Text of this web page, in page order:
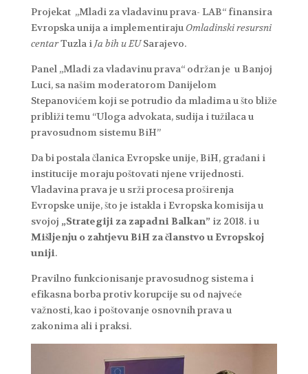
Projekat „Mladi za vladavinu prava- LAB“ finansira
Evropska unija a implementirajuOmladinski resursni
centarTuzla iJa bih u EUSarajevo.
Panel „Mladi za vladavinu prava“ održan je u Banjoj
Luci, sa našim moderatorom Danijelom
Stepanovićem koji se potrudio da mladima u što bliže
približi temu “Uloga advokata, sudija i tužilaca u
pravosudnom sistemu BiH”
Da bi postala članica Evropske unije, BiH, građani i
institucije moraju poštovati njene vrijednosti.
Vladavina prava je u srži procesa proširenja
Evropske unije, što je istakla i Evropska komisija u
svojoj „Strategiji za zapadni Balkan”iz 2018. i u
Mišljenju o zahtjevu BiH za članstvo u Evropskoj
uniji.
Pravilno funkcionisanje pravosudnog sistema i
efikasna borba protiv korupcije su od najveće
važnosti, kao i poštovanje osnovnih prava u
zakonima ali i praksi.